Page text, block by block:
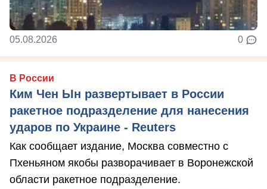
05.08.2026 0
В России
Ким Чен Ын развертывает в России
ракетное подразделение для нанесения
ударов по Украине - Reuters
Как сообщает издание, Москва совместно с
Пхеньяном якобы разворачивает в Воронежской
области ракетное подразделение.